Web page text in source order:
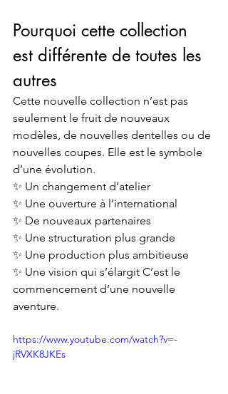
Pourquoi cette collection
est différente de toutes les
autres
Cette nouvelle collection n’est pas
seulement le fruit de nouveaux
modèles, de nouvelles dentelles ou de
nouvelles coupes. Elle est le symbole
d’une évolution.
✨ Un changement d’atelier
✨ Une ouverture à l’international
✨ De nouveaux partenaires
✨ Une structuration plus grande
✨ Une production plus ambitieuse
✨ Une vision qui s’élargit C’est le
commencement d’une nouvelle
aventure.
https://www.youtube.com/watch?v=-
jRVXK8JKEs